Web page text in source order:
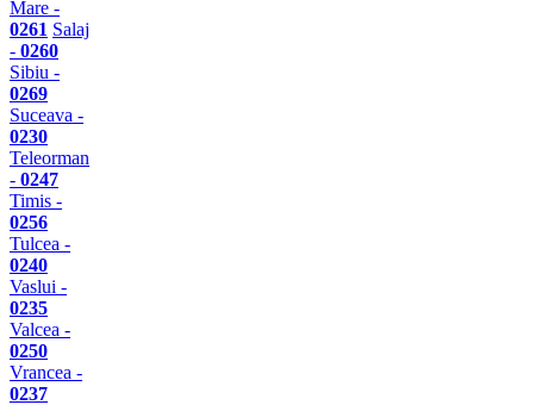
Mare -
0261 Salaj
- 0260
Sibiu -
0269
Suceava -
0230
Teleorman
- 0247
Timis -
0256
Tulcea -
0240
Vaslui -
0235
Valcea -
0250
Vrancea -
0237